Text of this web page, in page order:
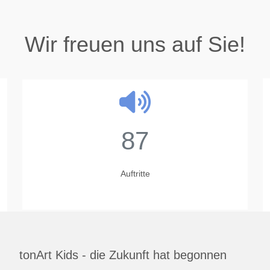
Wir freuen uns auf Sie!
tonArt Kids - die Zukunft hat begonnen